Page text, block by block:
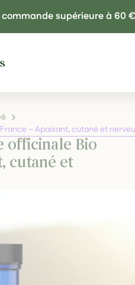
supérieure à 60 €
– Apaisant, cutané et
officinale Bio
cutané et